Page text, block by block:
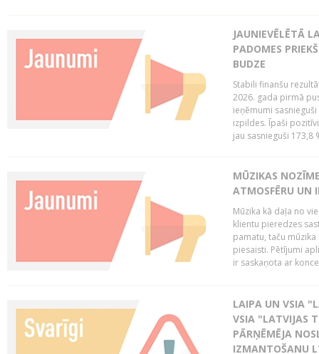
JAUNIEVĒLĒTĀ
PADOMES
BUDZE
Stabili finanšu
2026. gada pirmā
ieņēmumi
izpildes. Īpaši
jau sasnieguši 173,8
MŪZIKAS
ATMOSFĒRU UN
Mūzika kā daļa no
klientu pieredzes
pamatu, taču
piesaisti. Pētījumi
ir saskaņota ar
LAIPA UN VSIA
VSIA "LATVIJAS
PĀRŅĒMĒJA
IZMANTOŠANU